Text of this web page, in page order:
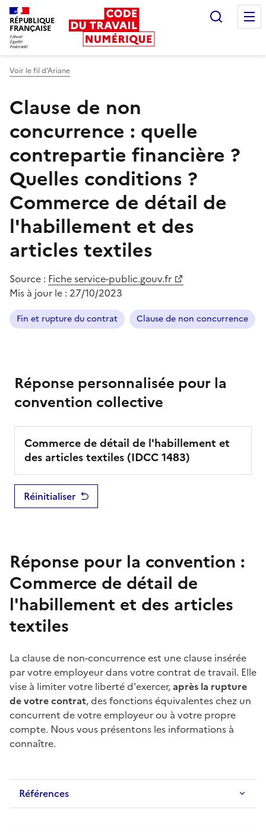
RÉPUBLIQUE
FRANÇAISE
Voir le fil d’Ariane
Clause de non
concurrence : quelle
contrepartie financière ?
Quelles conditions ?
Commerce de détail de
l'habillement et des
articles textiles
Source : Fiche service-public.gouv.fr
Mis à jour le : 27/10/2023
Fin et rupture du contrat Clause de non concurrence
Réponse personnalisée pour la
convention collective
Commerce de détail de l'habillement et
des articles textiles (IDCC1483)
Réinitialiser
Réponse pour la convention :
Commerce de détail de
l'habillement et des articles
textiles
La clause de non-concurrence est une clause insérée
par votre employeur dans votre contrat de travail. Elle
vise à limiter votre liberté d'exercer,après la rupture
de votre contrat, des fonctions équivalentes chez un
concurrent de votre employeur ou à votre propre
compte. Nous vous présentons les informations à
connaître.
Références